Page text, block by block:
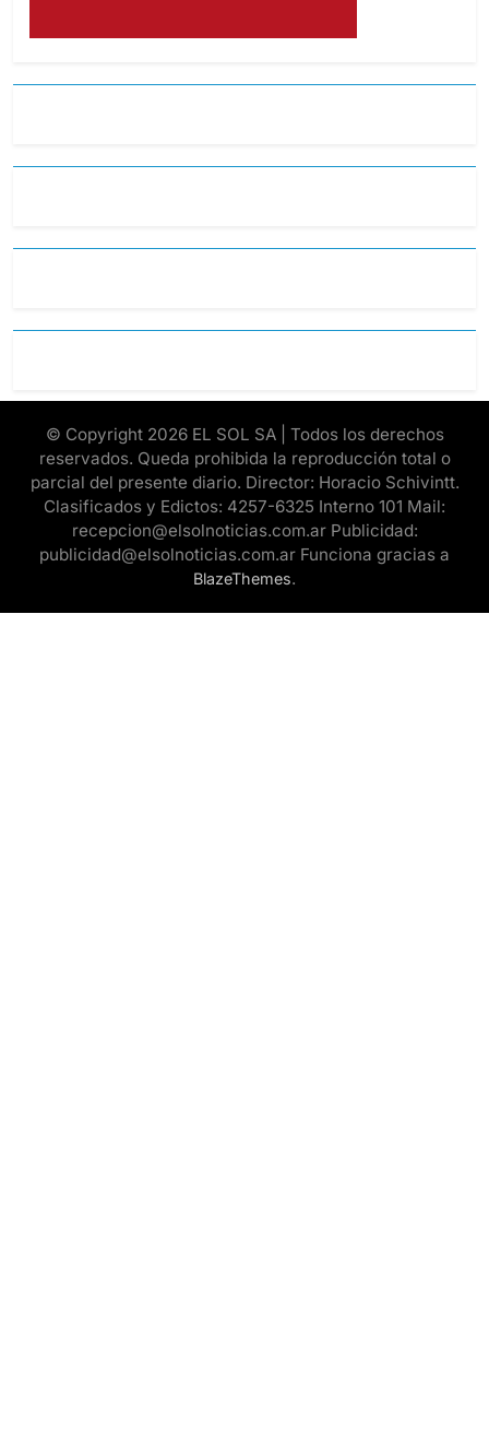
© Copyright 2026 EL SOL SA | Todos los derechos
reservados. Queda prohibida la reproducción total o
parcial del presente diario. Director: Horacio Schivintt.
Clasificados y Edictos: 4257-6325 Interno 101 Mail:
recepcion@elsolnoticias.com.ar Publicidad:
publicidad@elsolnoticias.com.ar Funciona gracias a
BlazeThemes.